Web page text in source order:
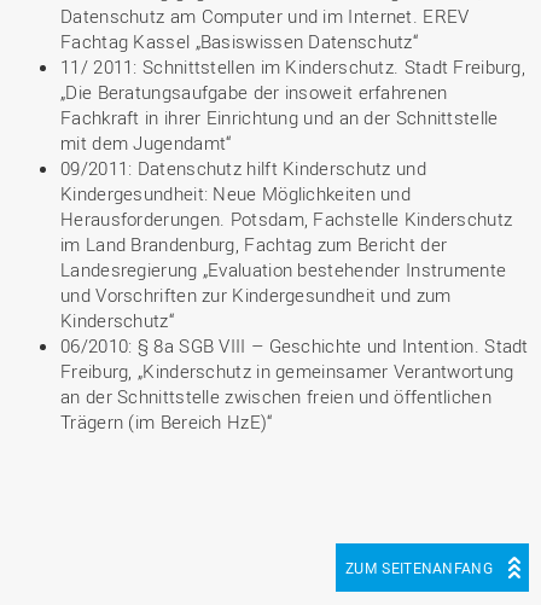
Datenschutz am Computer und im Internet. EREV
Fachtag Kassel „Basiswissen Datenschutz“
11/ 2011: Schnittstellen im Kinderschutz. Stadt Freiburg,
„Die Beratungsaufgabe der insoweit erfahrenen
Fachkraft in ihrer Einrichtung und an der Schnittstelle
mit dem Jugendamt“
09/2011: Datenschutz hilft Kinderschutz und
Kindergesundheit: Neue Möglichkeiten und
Herausforderungen. Potsdam, Fachstelle Kinderschutz
im Land Brandenburg, Fachtag zum Bericht der
Landesregierung „Evaluation bestehender Instrumente
und Vorschriften zur Kindergesundheit und zum
Kinderschutz“
06/2010: § 8a SGB VIII – Geschichte und Intention. Stadt
Freiburg, „Kinderschutz in gemeinsamer Verantwortung
an der Schnittstelle zwischen freien und öffentlichen
Trägern (im Bereich HzE)“
ZUM SEITENANFANG